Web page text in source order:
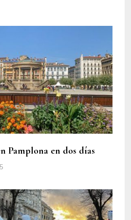
Pamplona en dos días